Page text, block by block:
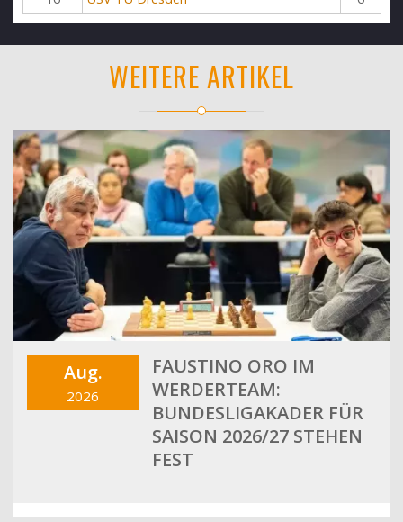
WEITERE ARTIKEL
Aug.
2026
FAUSTINO ORO IM
WERDERTEAM:
BUNDESLIGAKADER FÜR
SAISON 2026/27 STEHEN
FEST